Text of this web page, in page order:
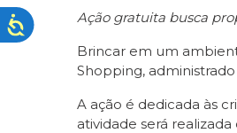
Ação gratuita busca
Brincar em um
Shopping,
A ação é dedicada às
atividade será